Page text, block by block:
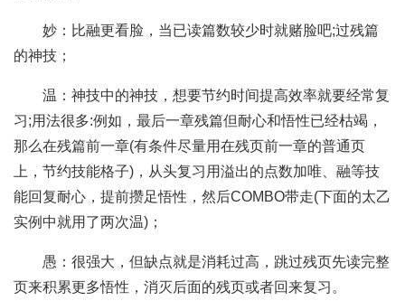
妙：比融更看脸，当已读篇数较少时就赌脸吧;过残篇
的神技；
温：神技中的神技，想要节约时间提高效率就要经常复
习;用法很多:例如，最后一章残篇但耐心和悟性已经枯竭，
那么在残篇前一章(有条件尽量用在残页前一章的普通页
上，节约技能格子)，从头复习用溢出的点数加唯、融等技
能回复耐心，提前攒足悟性，然后COMBO带走(下面的太乙
实例中就用了两次温)；
愚：很强大，但缺点就是消耗过高，跳过残页先读完整
页来积累更多悟性，消灭后面的残页或者回来复习。